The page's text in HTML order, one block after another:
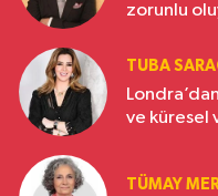
zorunlu
TUBA
ve küresel
TÜMAY